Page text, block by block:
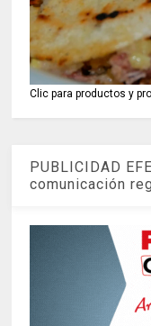
Clic para productos y
PUBLICIDAD
comunicación